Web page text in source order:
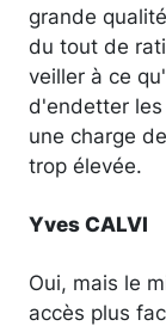
grande
du tout de
veiller à ce
d'endetter
une charge
trop élevée.
Yves CALVI
Oui, mais le
accès plus